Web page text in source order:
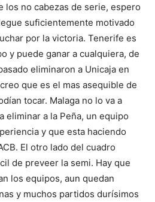
los no cabezas de serie, espero
suficientemente motivado
por la victoria. Tenerife es
y puede ganar a cualquiera, de
eliminaron a Unicaja en
que es el mas asequible de
tocar. Malaga no lo va a
eliminar a la Peña, un equipo
y que esta haciendo
El otro lado del cuadro
de preveer la semi. Hay que
los equipos, aun quedan
y muchos partidos durísimos